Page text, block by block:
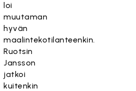
loi
muutaman
hyvän
maalintekotilanteenkin.
Ruotsin
Jansson
jatkoi
kuitenkin